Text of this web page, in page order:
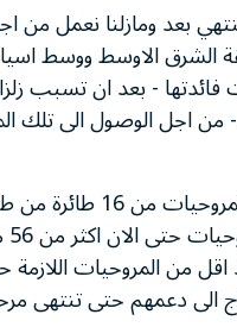
بعد ومازلنا نعمل من
الشرق الاوسط ووسط
- من اجل الوصول الى تلك
من المروحيات
الى دعمهم حتى تنتهى